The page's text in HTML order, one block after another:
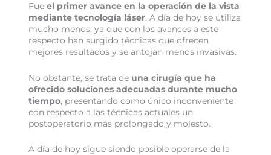
Fueel primer avance en la operación de la vista
mediante tecnología láser. A día de hoy se utiliza
mucho menos, ya que con los avances a este
respecto han surgido técnicas que ofrecen
mejores resultados y se antojan menos invasivas.
No obstante, se trata de una cirugía que ha
ofrecido soluciones adecuadas durante mucho
tiempo, presentando como único inconveniente
con respecto a las técnicas actuales un
postoperatorio más prolongado y molesto.
A día de hoy sigue siendo posible operarse de la